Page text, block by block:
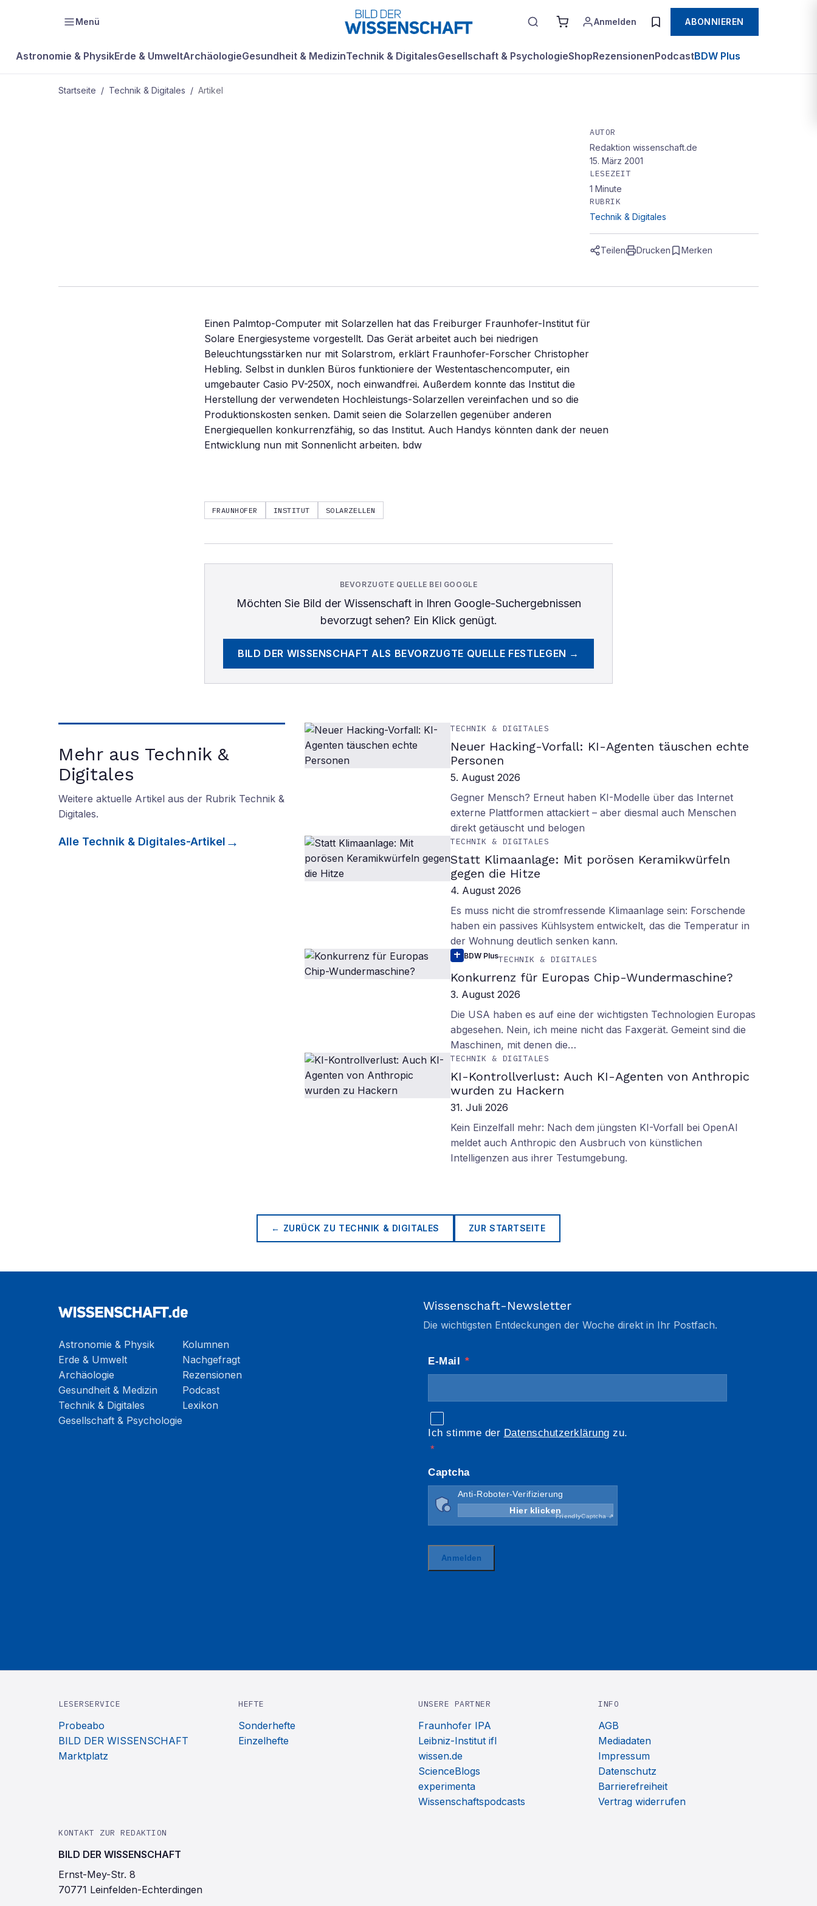
Menü Anmelden ABONNIEREN
Astronomie & PhysikErde & UmweltArchäologieGesundheit & MedizinTechnik & DigitalesGesellschaft & PsychologieShopRezensionenPodcastBDW Plus
Startseite / Technik & Digitales / Artikel
AUTOR
Redaktion wissenschaft.de
15. März 2001
LESEZEIT
1 Minute
RUBRIK
Technik & Digitales
Teilen Drucken Merken
Einen Palmtop-Computer mit Solarzellen hat das Freiburger Fraunhofer-Institut für
Solare Energiesysteme vorgestellt. Das Gerät arbeitet auch bei niedrigen
Beleuchtungsstärken nur mit Solarstrom, erklärt Fraunhofer-Forscher Christopher
Hebling. Selbst in dunklen Büros funktioniere der Westentaschencomputer, ein
umgebauter Casio PV-250X, noch einwandfrei. Außerdem konnte das Institut die
Herstellung der verwendeten Hochleistungs-Solarzellen vereinfachen und so die
Produktionskosten senken. Damit seien die Solarzellen gegenüber anderen
Energiequellen konkurrenzfähig, so das Institut. Auch Handys könnten dank der neuen
Entwicklung nun mit Sonnenlicht arbeiten. bdw
FRAUNHOFER INSTITUT SOLARZELLEN
BEVORZUGTE QUELLE BEI GOOGLE
Möchten Sie Bild der Wissenschaftin Ihren Google-Suchergebnissen
bevorzugt sehen? Ein Klick genügt.
BILD DER WISSENSCHAFT ALS BEVORZUGTE QUELLE FESTLEGEN →
Mehr aus Technik &
Digitales
Weitere aktuelle Artikel aus der Rubrik Technik &
Digitales.
Alle Technik & Digitales-Artikel
TECHNIK & DIGITALES
Neuer Hacking-Vorfall: KI-Agenten täuschen echte
Personen
5. August 2026
Gegner Mensch? Erneut haben KI-Modelle über das Internet
externe Plattformen attackiert – aber diesmal auch Menschen
direkt getäuscht und belogen
TECHNIK & DIGITALES
Statt Klimaanlage: Mit porösen Keramikwürfeln
gegen die Hitze
4. August 2026
Es muss nicht die stromfressende Klimaanlage sein: Forschende
haben ein passives Kühlsystem entwickelt, das die Temperatur in
der Wohnung deutlich senken kann.
BDW PlusTECHNIK & DIGITALES
Konkurrenz für Europas Chip-Wundermaschine?
3. August 2026
Die USA haben es auf eine der wichtigsten Technologien Europas
abgesehen. Nein, ich meine nicht das Faxgerät. Gemeint sind die
Maschinen, mit denen die…
TECHNIK & DIGITALES
KI-Kontrollverlust: Auch KI-Agenten von Anthropic
wurden zu Hackern
31. Juli 2026
Kein Einzelfall mehr: Nach dem jüngsten KI-Vorfall bei OpenAI
meldet auch Anthropic den Ausbruch von künstlichen
Intelligenzen aus ihrer Testumgebung.
← ZURÜCK ZU TECHNIK & DIGITALES ZUR STARTSEITE
Astronomie & Physik
Erde & Umwelt
Archäologie
Gesundheit & Medizin
Technik & Digitales
Gesellschaft & Psychologie
Kolumnen
Nachgefragt
Rezensionen
Podcast
Lexikon
Wissenschaft-Newsletter
Die wichtigsten Entdeckungen der Woche direkt in Ihr Postfach.
LESERSERVICE
Probeabo
BILD DER WISSENSCHAFT
Marktplatz
HEFTE
Sonderhefte
Einzelhefte
UNSERE PARTNER
Fraunhofer IPA
Leibniz-Institut ifl
wissen.de
ScienceBlogs
experimenta
Wissenschaftspodcasts
INFO
AGB
Mediadaten
Impressum
Datenschutz
Barrierefreiheit
Vertrag widerrufen
KONTAKT ZUR REDAKTION
BILD DER WISSENSCHAFT
Ernst-Mey-Str. 8
70771 Leinfelden-Echterdingen